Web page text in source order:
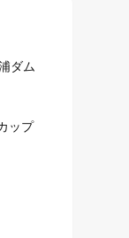
ダム
ップ